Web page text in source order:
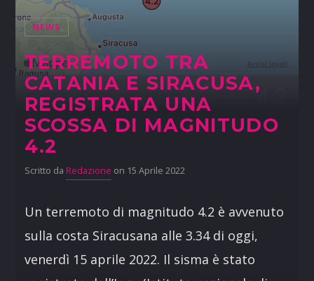
NEWS
TERREMOTO TRA
CATANIA E SIRACUSA,
REGISTRATA UNA
SCOSSA DI MAGNITUDO
4.2
Scritto da Redazione on 15 Aprile 2022
Un terremoto di magnitudo 4.2 è avvenuto
sulla costa Siracusana alle 3.34 di oggi,
venerdì 15 aprile 2022. Il sisma è stato